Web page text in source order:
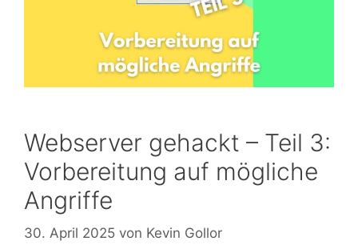
Webserver gehackt – Teil 3:
Vorbereitung auf mögliche
Angriffe
30. April 2025 von Kevin Gollor